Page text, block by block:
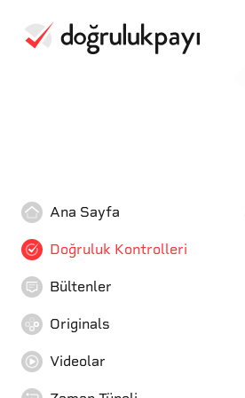
Ana Sayfa
Doğruluk Kontrolleri
Bültenler
Originals
Videolar